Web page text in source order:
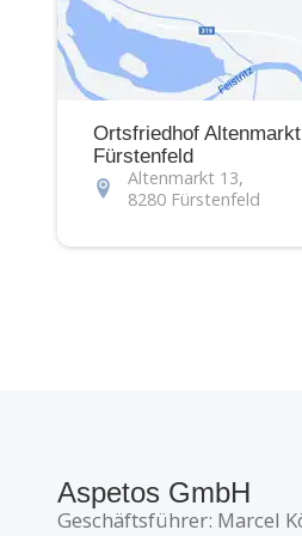
Ortsfriedhof
Fürstenfeld
Altenmarkt 13,
8280 Fürstenfeld
Aspetos GmbH
Geschäftsführer: Marcel